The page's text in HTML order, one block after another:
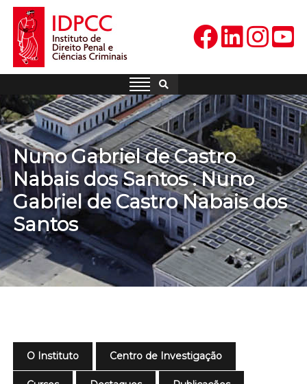
Skip
content
IDPCC
Instituto de Direito Penal e
Nuno Gabriel de Castro
Nabais dos Santos . Nuno
Gabriel de Castro Nabais dos
Santos
O Instituto Centro de Investigação